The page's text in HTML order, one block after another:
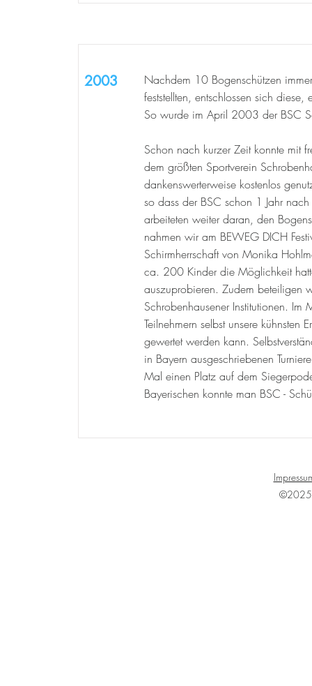
2003
Nachdem 10 Bogenschützen
feststellten, entschlossen sich
So wurde im April 2003 der BSC
Schon nach kurzer Zeit konnte mit
dem größten Sportverein
dankenswerterweise kostenlos
so dass der BSC schon 1 Jahr
arbeiteten weiter daran, den
nahmen wir am BEWEG DICH
Schirmherrschaft von Monika
ca. 200 Kinder die Möglichkeit
auszuprobieren. Zudem beteiligen
Schrobenhausener Institutionen.
Teilnehmern selbst unsere
gewertet werden kann.
in Bayern ausgeschriebenen
Mal einen Platz auf dem
Bayerischen konnte man BSC -
©2025